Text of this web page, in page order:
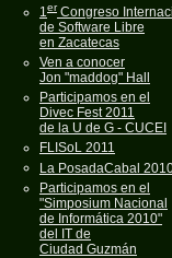
1er Congreso
de Software Libre
en Zacatecas
Ven a conocer
Jon "maddog" Hall
Participamos en el
Divec Fest 2011
de la U de G - CUCEI
FLISoL 2011
La PosadaCabal
Participamos en el
"Simposium Nacional
de Informática 2010"
del IT de
Ciudad Guzmán